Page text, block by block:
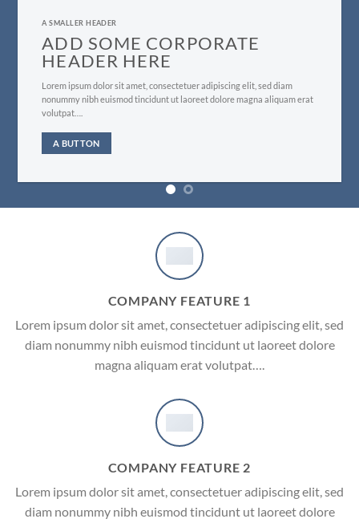
A SMALLER HEADER
ADD SOME CORPORATE
HEADER HERE
Lorem ipsum dolor sit amet, consectetuer adipiscing elit, sed diam
nonummy nibh euismod tincidunt ut laoreet dolore magna aliquam erat
volutpat….
A BUTTON
COMPANY FEATURE 1
Lorem ipsum dolor sit amet, consectetuer adipiscing elit, sed
diam nonummy nibh euismod tincidunt ut laoreet dolore
magna aliquam erat volutpat….
COMPANY FEATURE 2
Lorem ipsum dolor sit amet, consectetuer adipiscing elit, sed
diam nonummy nibh euismod tincidunt ut laoreet dolore